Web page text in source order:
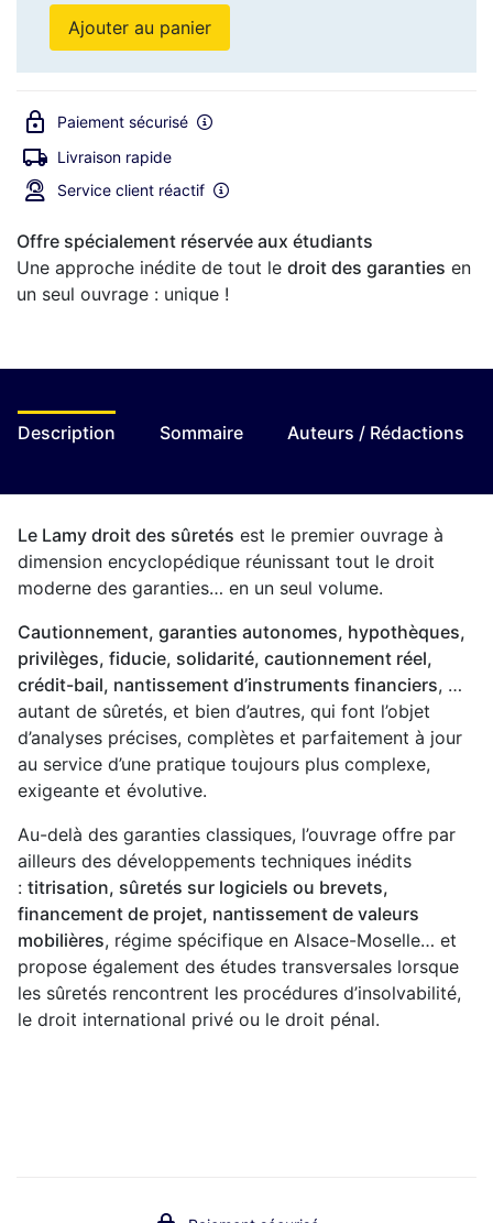
Ajouter au panier
Paiement sécurisé
Livraison rapide
Service client réactif
Offre spécialement réservée aux étudiants
Une approche inédite de tout le droit des garanties en
un seul ouvrage : unique !
Description Sommaire Auteurs / Rédactions
Le Lamy droit des sûretés est le premier ouvrage à
dimension encyclopédique réunissant tout le droit
moderne des garanties… en un seul volume.
Cautionnement, garanties autonomes, hypothèques,
privilèges, fiducie, solidarité, cautionnement réel,
crédit-bail, nantissement d’instruments financiers, …
autant de sûretés, et bien d’autres, qui font l’objet
d’analyses précises, complètes et parfaitement à jour
au service d’une pratique toujours plus complexe,
exigeante et évolutive.
Au-delà des garanties classiques, l’ouvrage offre par
ailleurs des développements techniques inédits
: titrisation, sûretés sur logiciels ou brevets,
financement de projet, nantissement de valeurs
mobilières, régime spécifique en Alsace-Moselle… et
propose également des études transversales lorsque
les sûretés rencontrent les procédures d’insolvabilité,
le droit international privé ou le droit pénal.